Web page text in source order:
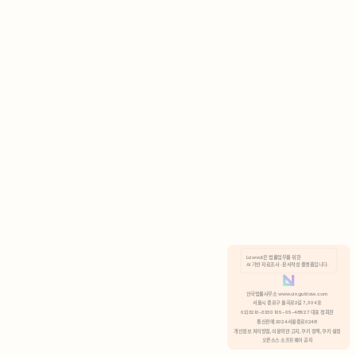
분석 쿠키 허용
Lawvot은 법률업무를 위한
AI 기반 자료조사 · 문서작성 플랫폼입니다.
안국법률사무소 www.anguklaw.com
서울시 종로구 율곡로2길 7, 304호
02)3210-3330 105-05-48527 대표 정희찬
통신판매 2024서울종로0248
개인정보 처리방침, 이용약관 고지, 쿠키 정책, 쿠키 설정
오픈소스 소프트웨어 공지